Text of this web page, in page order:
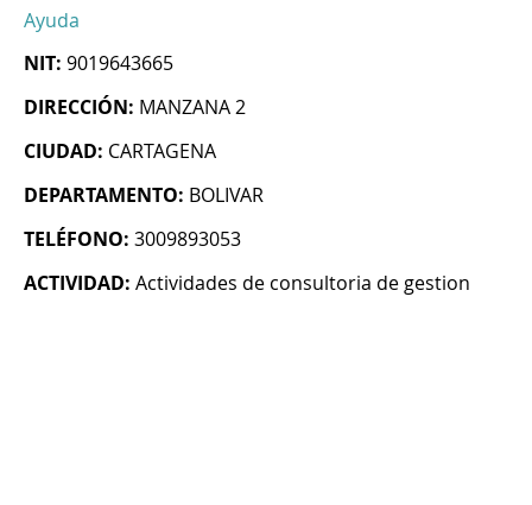
Ayuda
NIT: 9019643665
DIRECCIÓN: MANZANA 2
CIUDAD: CARTAGENA
DEPARTAMENTO: BOLIVAR
TELÉFONO: 3009893053
ACTIVIDAD: Actividades de consultoria de gestion